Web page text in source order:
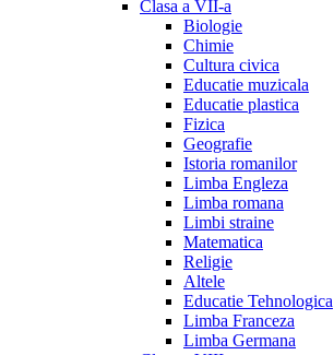
Clasa a VII-a
Biologie
Chimie
Cultura civica
Educatie muzicala
Educatie plastica
Fizica
Geografie
Istoria romanilor
Limba Engleza
Limba romana
Limbi straine
Matematica
Religie
Altele
Educatie Tehnologica
Limba Franceza
Limba Germana